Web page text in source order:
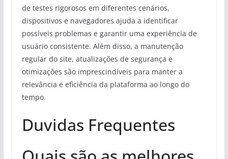
de testes rigorosos em diferentes cenários,
dispositivos e navegadores ajuda a identificar
possíveis problemas e garantir uma experiência de
usuário consistente. Além disso, a manutenção
regular do site, atualizações de segurança e
otimizações são imprescindíveis para manter a
relevância e eficiência da plataforma ao longo do
tempo.
Duvidas Frequentes